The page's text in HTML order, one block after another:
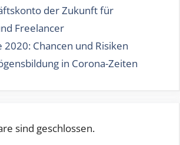
der Zukunft für
Freelancer
2020: Chancen und Risiken
in Corona-Zeiten
sind geschlossen.